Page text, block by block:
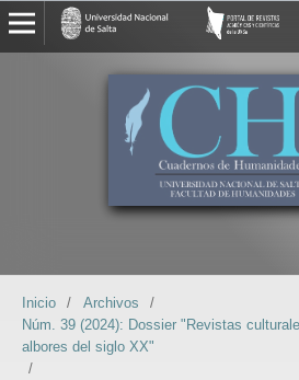
Inicio / Archivos
/
Núm. 39 (2024): Dossier "Revistas
albores del siglo XX"
/